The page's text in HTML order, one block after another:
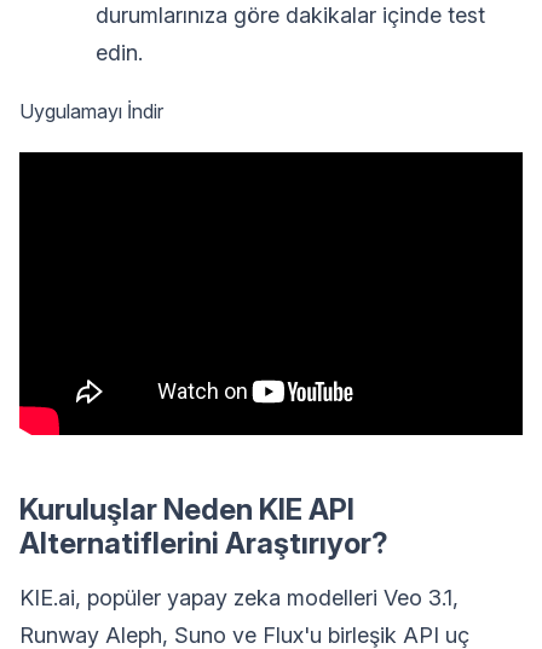
durumlarınıza göre dakikalar içinde test
edin.
Uygulamayı İndir
Kuruluşlar Neden KIE API
Alternatiflerini Araştırıyor?
KIE.ai, popüler yapay zeka modelleri Veo 3.1,
Runway Aleph, Suno ve Flux'u birleşik API uç